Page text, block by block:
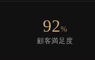
92%
顧客満足度